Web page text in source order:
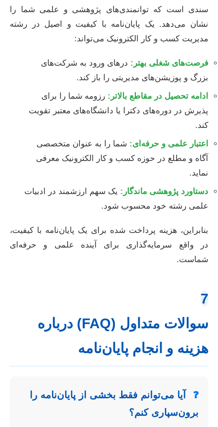
سندی است که توانمندی‌های پژوهشی و علمی شما را
نشان می‌دهد. یک پایان‌نامه با کیفیت و اصیل در رشته
مدیریت کسب و کار الکترونیک می‌تواند:
فرصت‌های شغلی بهتر: درهای ورود به شرکت‌های
بزرگ و پوزیشن‌های مدیریتی را باز کند.
ادامه تحصیل در مقاطع بالاتر: رزومه شما را برای
پذیرش در دوره‌های دکترا یا دانشگاه‌های معتبر تقویت
کند.
اعتبار علمی و حرفه‌ای: شما را به عنوان متخصصی
آگاه و مطلع در حوزه کسب و کار الکترونیک معرفی
نماید.
دستاورد پژوهشی ماندگار: یک سهم ارزشمند در ادبیات
علمی رشته خود محسوب شود.
بنابراین، هزینه پرداخت شده برای یک پایان‌نامه با کیفیت،
در واقع سرمایه‌گذاری برای آینده علمی و حرفه‌ای
شماست.
7
سوالات متداول (FAQ) درباره
هزینه و انجام پایان‌نامه
❓
آیا می‌توانم فقط بخشی از پایان‌نامه را
برون‌سپاری کنم؟